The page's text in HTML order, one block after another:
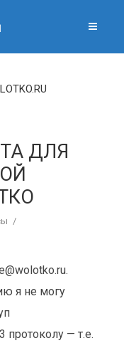
ДЛЯ
.
я не могу
протоколу — т.е.